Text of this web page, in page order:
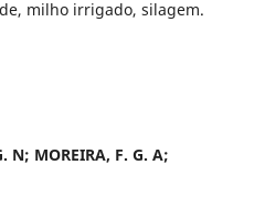
milho irrigado, silagem.
N; MOREIRA, F. G. A;